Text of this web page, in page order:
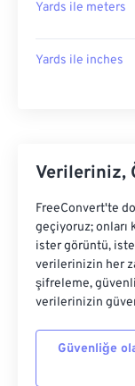
Yards ile meters
Yards ile inches
Verileriniz,
FreeConvert'te
geçiyoruz; onları
ister görüntü,
verilerinizin her
şifreleme,
verilerinizin
Güvenliğe